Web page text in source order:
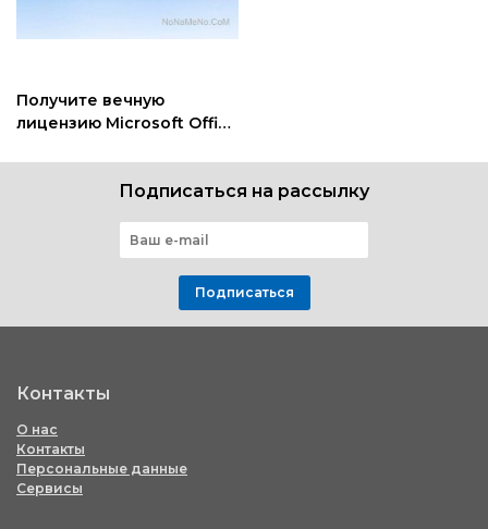
Получите вечную
лицензию Microsoft Office
Подписаться на рассылку
Подписаться
Контакты
О нас
Контакты
Персональные данные
Сервисы